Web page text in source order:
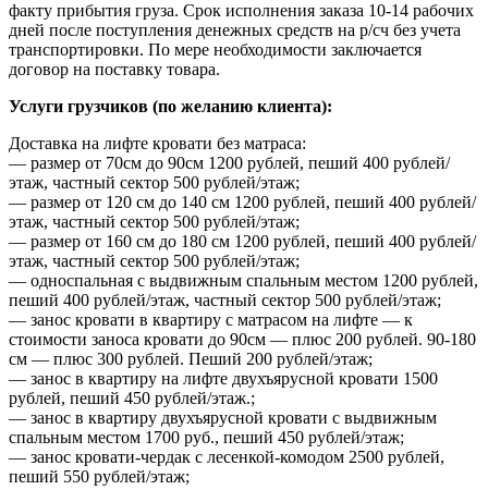
факту прибытия груза. Срок исполнения заказа 10-14 рабочих
дней после поступления денежных средств на р/сч без учета
транспортировки. По мере необходимости заключается
договор на поставку товара.
Услуги грузчиков (по желанию клиента):
Доставка на лифте кровати без матраса:
— размер от 70см до 90см 1200 рублей, пеший 400 рублей/
этаж, частный сектор 500 рублей/этаж;
— размер от 120 см до 140 см 1200 рублей, пеший 400 рублей/
этаж, частный сектор 500 рублей/этаж;
— размер от 160 см до 180 см 1200 рублей, пеший 400 рублей/
этаж, частный сектор 500 рублей/этаж;
— односпальная с выдвижным спальным местом 1200 рублей,
пеший 400 рублей/этаж, частный сектор 500 рублей/этаж;
— занос кровати в квартиру с матрасом на лифте — к
стоимости заноса кровати до 90см — плюс 200 рублей. 90-180
см — плюс 300 рублей. Пеший 200 рублей/этаж;
— занос в квартиру на лифте двухъярусной кровати 1500
рублей, пеший 450 рублей/этаж.;
— занос в квартиру двухъярусной кровати с выдвижным
спальным местом 1700 руб., пеший 450 рублей/этаж;
— занос кровати-чердак с лесенкой-комодом 2500 рублей,
пеший 550 рублей/этаж;